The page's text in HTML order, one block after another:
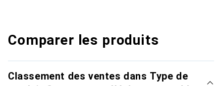
Comparer les produits
Classement des ventes dans Type de